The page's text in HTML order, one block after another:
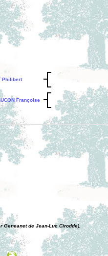
Philibert
Françoise
Geneanet de Jean-Luc Cirodde).